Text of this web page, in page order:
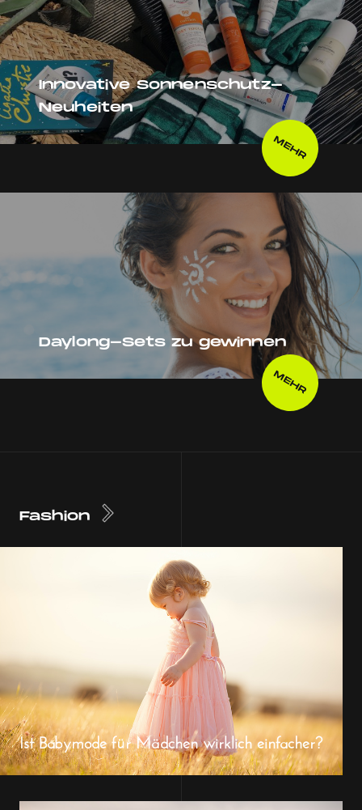
Innovative Sonnenschutz-
Neuheiten
MEHR
Daylong-Sets zu gewinnen
MEHR
Fashion
Ist Babymode für Mädchen wirklich einfacher?